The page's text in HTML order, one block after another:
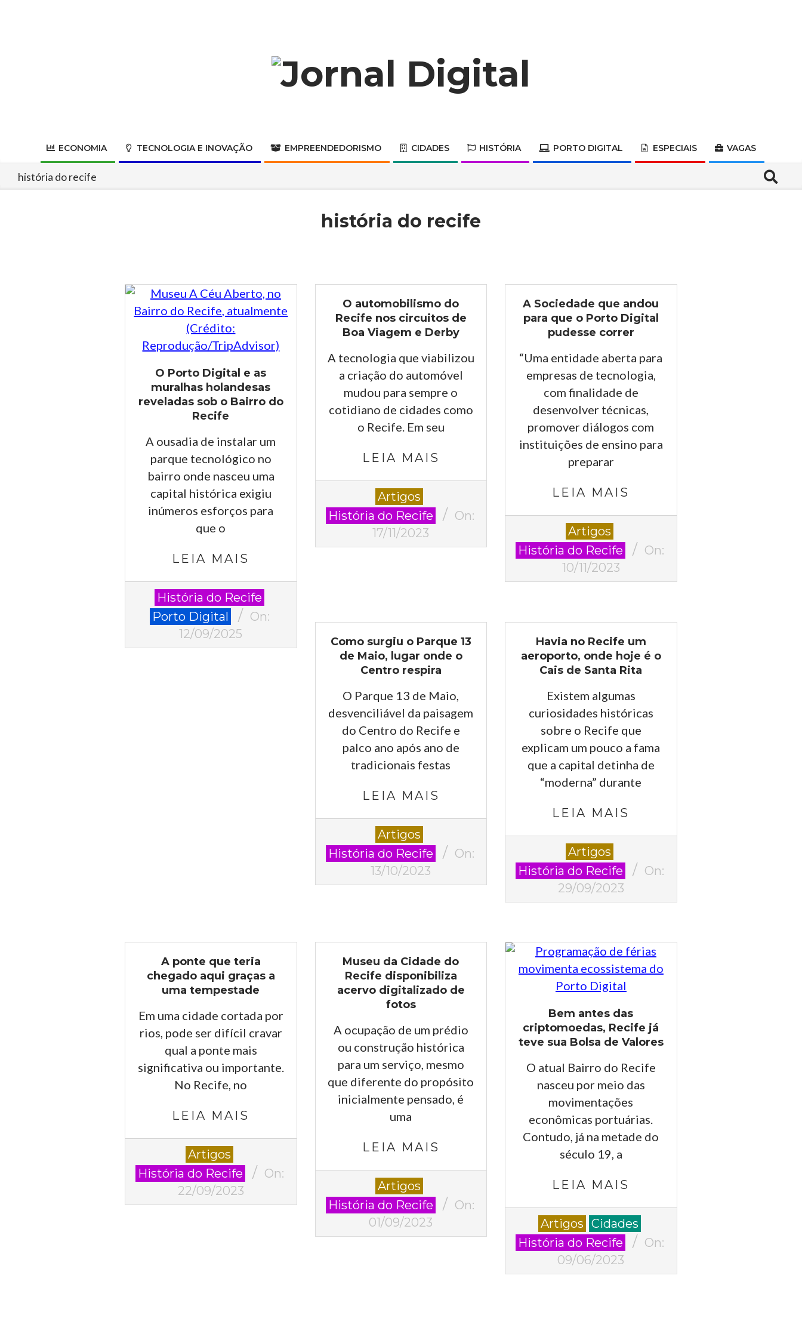
Digital
Primary
ECONOMIA TECNOLOGIA E INOVAÇÃO EMPREENDEDORISMO CIDADES HISTÓRIA PORTO DIGITAL ESPECIAIS VAGAS
história do recife Search
história do recife
O Porto Digital e as
muralhas holandesas
reveladas sob o Bairro do
Recife
A ousadia de instalar um
parque tecnológico no
bairro onde nasceu uma
capital histórica exigiu
inúmeros esforços para
que o
LEIA MAIS
2025-
História do Recife
Porto Digital
On:
12/09/2025
O automobilismo do
Recife nos circuitos de
Boa Viagem e Derby
A tecnologia que viabilizou
a criação do automóvel
mudou para sempre o
cotidiano de cidades como
o Recife. Em seu
LEIA MAIS
11-
17
Artigos
História do Recife
On:
17/11/2023
A Sociedade que andou
para que o Porto Digital
pudesse correr
“Uma entidade aberta para
empresas de tecnologia,
com finalidade de
desenvolver técnicas,
promover diálogos com
instituições de ensino para
preparar
LEIA MAIS
11-
10
Artigos
História do Recife
On:
10/11/2023
Como surgiu o Parque 13
de Maio, lugar onde o
Centro respira
O Parque 13 de Maio,
desvenciliável da paisagem
do Centro do Recife e
palco ano após ano de
tradicionais festas
LEIA MAIS
10-
13
Artigos
História do Recife
On:
13/10/2023
Havia no Recife um
aeroporto, onde hoje é o
Cais de Santa Rita
Existem algumas
curiosidades históricas
sobre o Recife que
explicam um pouco a fama
que a capital detinha de
“moderna” durante
LEIA MAIS
09-
29
Artigos
História do Recife
On:
29/09/2023
A ponte que teria
chegado aqui graças a
uma tempestade
Em uma cidade cortada por
rios, pode ser difícil cravar
qual a ponte mais
significativa ou importante.
No Recife, no
LEIA MAIS
09-
22
Artigos
História do Recife
On:
22/09/2023
Museu da Cidade do
Recife disponibiliza
acervo digitalizado de
fotos
A ocupação de um prédio
ou construção histórica
para um serviço, mesmo
que diferente do propósito
inicialmente pensado, é
uma
LEIA MAIS
09-
01
Artigos
História do Recife
On:
01/09/2023
Bem antes das
criptomoedas, Recife já
teve sua Bolsa de Valores
O atual Bairro do Recife
nasceu por meio das
movimentações
econômicas portuárias.
Contudo, já na metade do
século 19, a
LEIA MAIS
06-
09
Artigos Cidades
História do Recife
On:
09/06/2023